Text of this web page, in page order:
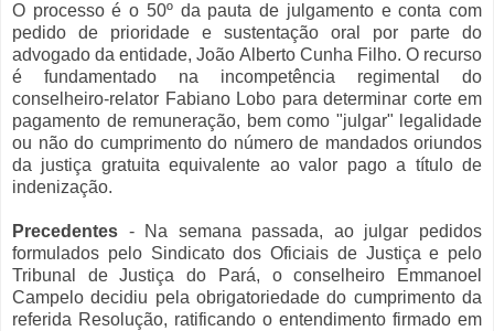
O processo é o 50º da pauta de julgamento e conta com
pedido de prioridade e sustentação oral por parte do
advogado da entidade, João Alberto Cunha Filho. O recurso
é fundamentado na incompetência regimental do
conselheiro-relator Fabiano Lobo para determinar corte em
pagamento de remuneração, bem como "julgar" legalidade
ou não do cumprimento do número de mandados oriundos
da justiça gratuita equivalente ao valor pago a título de
indenização.
Precedentes - Na semana passada, ao julgar pedidos
formulados pelo Sindicato dos Oficiais de Justiça e pelo
Tribunal de Justiça do Pará, o conselheiro Emmanoel
Campelo decidiu pela obrigatoriedade do cumprimento da
referida Resolução, ratificando o entendimento firmado em